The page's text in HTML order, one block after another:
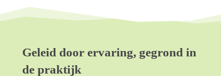
Geleid door ervaring, gegrond in
de praktijk